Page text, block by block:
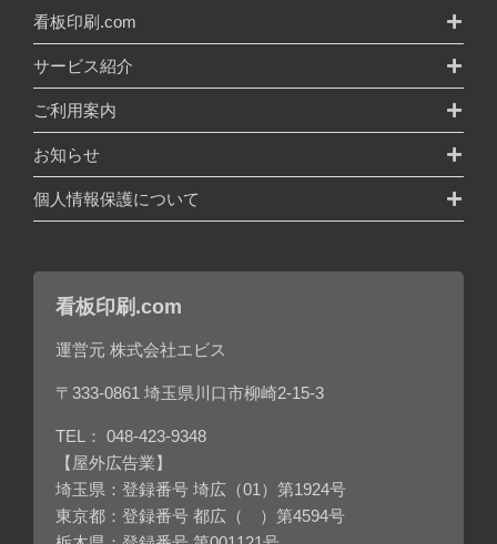
看板印刷.com
サービス紹介
ご利用案内
お知らせ
個人情報保護について
看板印刷.com
運営元 株式会社エビス
〒333-0861 埼玉県川口市柳崎2-15-3
TEL： 048-423-9348
【屋外広告業】
埼玉県：登録番号 埼広（01）第1924号
東京都：登録番号 都広（ ）第4594号